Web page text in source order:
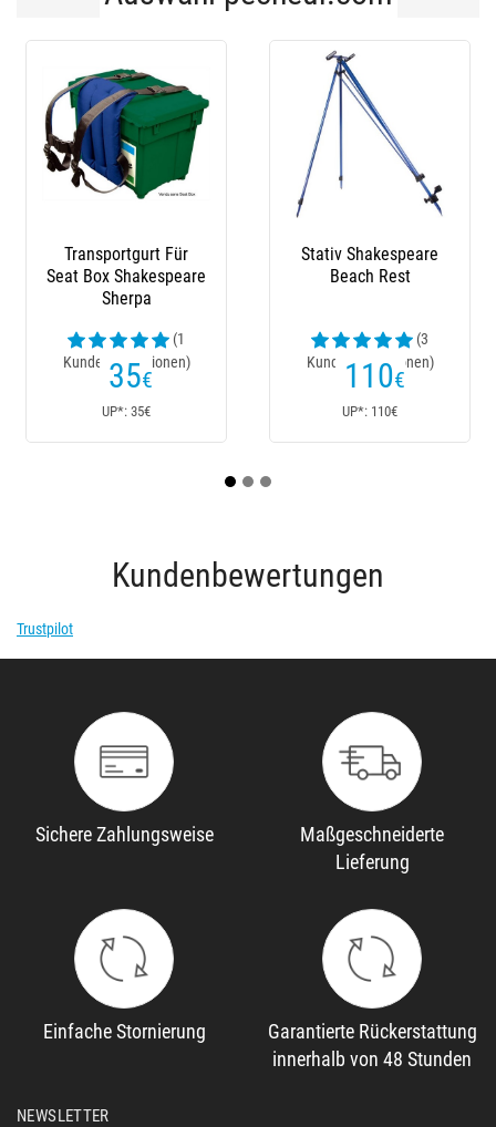
Transportgurt Für
Seat Box Shakespeare
Sherpa
(1
Kundenrezensionen)
35 €
UP*: 35€
Stativ Shakespeare
Beach Rest
(3
Kundenrezensionen)
110
UP*: 110€
Kundenbewertungen
Trustpilot
Sichere Zahlungsweise
Maßgeschneiderte
Lieferung
Einfache Stornierung
Garantierte Rückerstattung
innerhalb von 48 Stunden
NEWSLETTER